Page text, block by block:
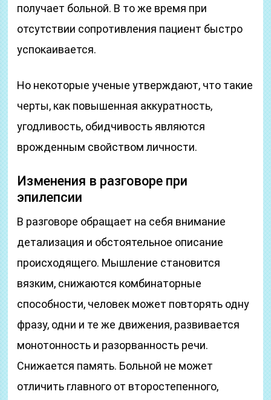
получает больной. В то же время при
отсутствии сопротивления пациент быстро
успокаивается.
Но некоторые ученые утверждают, что такие
черты, как повышенная аккуратность,
угодливость, обидчивость являются
врожденным свойством личности.
Изменения в разговоре при
эпилепсии
В разговоре обращает на себя внимание
детализация и обстоятельное описание
происходящего. Мышление становится
вязким, снижаются комбинаторные
способности, человек может повторять одну
фразу, одни и те же движения, развивается
монотонность и разорванность речи.
Снижается память. Больной не может
отличить главного от второстепенного,